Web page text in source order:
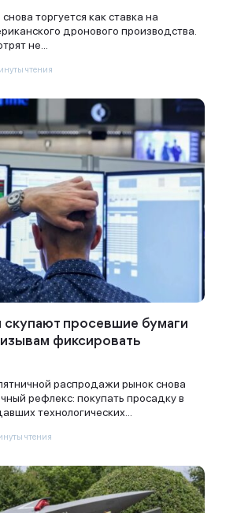
торгуется как ставка на
дронового производства.
не...
чтения
просевшие бумаги
фиксировать
распродажи рынок снова
рефлекс: покупать просадку в
технологических...
чтения